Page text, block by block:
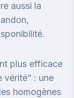
aussi la
plus efficace
vérité” : une
homogènes